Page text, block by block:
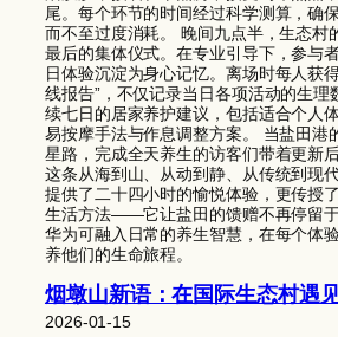
尾。每个环节的时间经过科学测算，确
而不至过度消耗。 晚间九点半，生态村
最后的集体仪式。在专业引导下，参与
日体验沉淀为身心记忆。离场时每人获
线报告”，不仅记录当日各项活动的生理
续七日的居家养护建议，包括适合个人
易按摩手法与作息调整方案。 当盐田港
星路，完成全天养生的访客们带着更新
这条从海到山、从动到静、从传统到现
提供了二十四小时的愉悦体验，更传授
生活方法——它让盐田的馈赠不再停留
华为可融入日常的养生智慧，在每个体
养他们的生命旅程。
烟墩山新语：在国际生态村遇
2026-01-15